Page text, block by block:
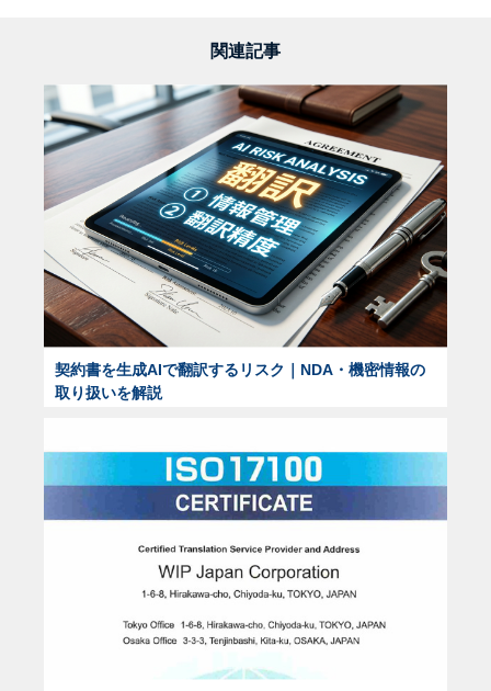
関連記事
契約書を生成AIで翻訳するリスク｜NDA・機密情報の
取り扱いを解説